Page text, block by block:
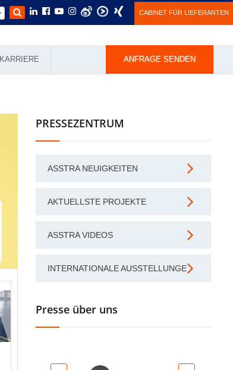
CABINET FÜR LIEFERANTEN
KARRIERE ANFRAGE SENDEN
PRESSEZENTRUM
ASSTRA NEUIGKEITEN
AKTUELLSTE PROJEKTE
ASSTRA VIDEOS
INTERNATIONALE AUSSTELLUNGEN
Presse über uns